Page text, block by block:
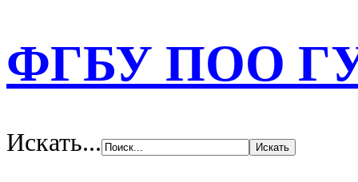
ФГБУ ПОО
Искать...